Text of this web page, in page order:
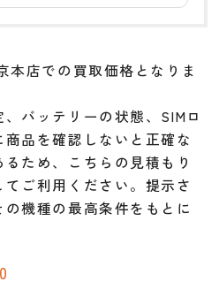
店での買取価格となりま
バッテリーの状態、SIMロ
品を確認しないと正確な
ため、こちらの見積もり
ご利用ください。提示さ
機種の最高条件をもとに